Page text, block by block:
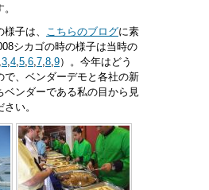
子は、 こちらのブログに素
シカゴの時の様子は当時の
,3,4,5,6,7,8,9）。今年はどう
で、ベンダーデモと各社の新
ンダーである私の目から見
い。